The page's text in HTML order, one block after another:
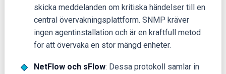
skicka meddelanden om kritiska händelser till en
central övervakningsplattform. SNMP kräver
ingen agentinstallation och är en kraftfull metod
för att övervaka en stor mängd enheter.
NetFlow och sFlow: Dessa protokoll samlar in